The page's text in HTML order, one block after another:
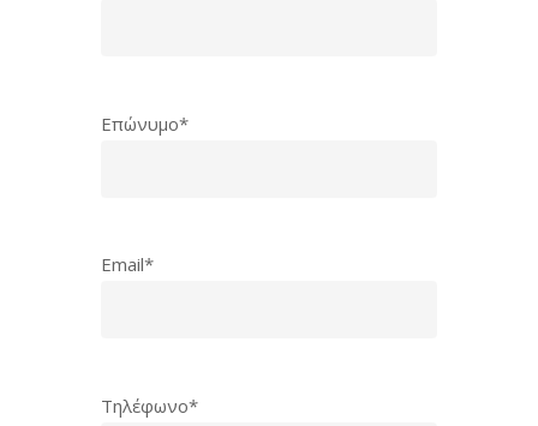
Επώνυμο*
Email*
Τηλέφωνο*